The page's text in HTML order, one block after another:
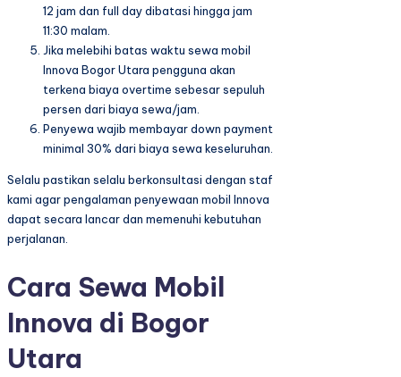
12 jam dan full day dibatasi hingga jam
11:30 malam.
Jika melebihi batas waktu sewa mobil
Innova Bogor Utara pengguna akan
terkena biaya overtime sebesar sepuluh
persen dari biaya sewa/jam.
Penyewa wajib membayar down payment
minimal 30% dari biaya sewa keseluruhan.
Selalu pastikan selalu berkonsultasi dengan staf
kami agar pengalaman penyewaan mobil Innova
dapat secara lancar dan memenuhi kebutuhan
perjalanan.
Cara Sewa Mobil
Innova di Bogor
Utara